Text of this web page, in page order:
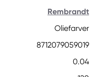
Rembrandt
Oliefarver
8712079059019
0.04